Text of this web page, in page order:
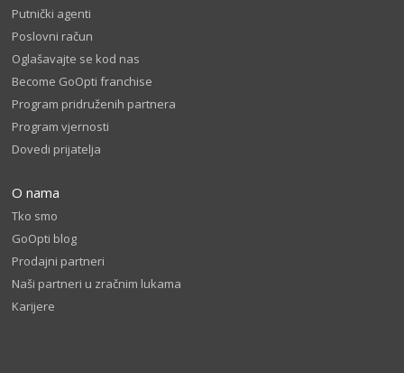
Putnički agenti
Poslovni račun
Oglašavajte se kod nas
Become GoOpti franchise
Program pridruženih partnera
Program vjernosti
Dovedi prijatelja
O nama
Tko smo
GoOpti blog
Prodajni partneri
Naši partneri u zračnim lukama
Karijere